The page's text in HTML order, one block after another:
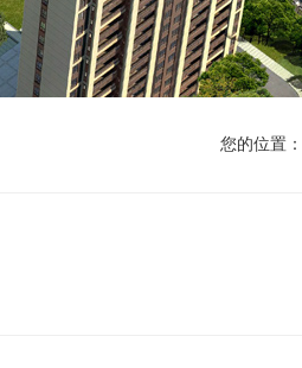
您的位置：